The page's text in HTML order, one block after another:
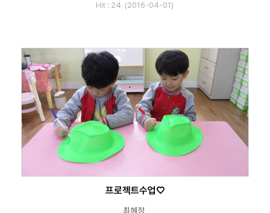
Hit : 24 (2016-04-01)
프로젝트수업♡
최혜정